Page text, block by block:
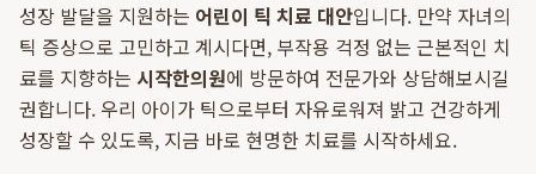
성장 발달을 지원하는 어린이 틱 치료 대안입니다. 만약 자녀의
틱 증상으로 고민하고 계시다면, 부작용 걱정 없는 근본적인 치
료를 지향하는 시작한의원에 방문하여 전문가와 상담해보시길
권합니다. 우리 아이가 틱으로부터 자유로워져 밝고 건강하게
성장할 수 있도록, 지금 바로 현명한 치료를 시작하세요.